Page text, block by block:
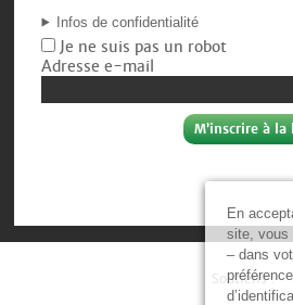
En
site, vous
– dans
Infos de confidentialité
Je ne suis pas un robot
Adresse e-mail
Soutiens :